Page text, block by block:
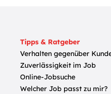
Tipps & Ratgeber
Verhalten gegenüber
Zuverlässigkeit im Job
Online-Jobsuche
Welcher Job passt zu mir?